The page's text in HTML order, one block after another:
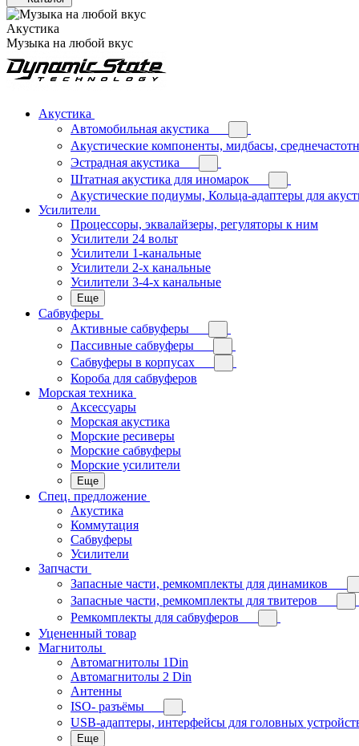
Акустика
Музыка на любой вкус
Акустика
Автомобильная акустика
Акустические компоненты, мидбасы,
Эстрадная акустика
Штатная акустика для иномарок
Акустические подиумы, Кольца-адаптеры для
Усилители
Процессоры, эквалайзеры, регуляторы к ним
Усилители 24 вольт
Усилители 1-канальные
Усилители 2-х канальные
Усилители 3-4-х канальные
Еще
Сабвуферы
Активные сабвуферы
Пассивные сабвуферы
Сабвуферы в корпусах
Короба для сабвуферов
Морская техника
Аксессуары
Морская акустика
Морские ресиверы
Морские сабвуферы
Морские усилители
Еще
Спец. предложение
Акустика
Коммутация
Сабвуферы
Усилители
Запчасти
Запасные части, ремкомплекты для динамиков
Запасные части, ремкомплекты для твитеров
Ремкомплекты для сабвуферов
Уцененный товар
Магнитолы
Автомагнитолы 1Din
Автомагнитолы 2 Din
Антенны
ISO- разъёмы
USB-адаптеры, интерфейсы для головных
Еще